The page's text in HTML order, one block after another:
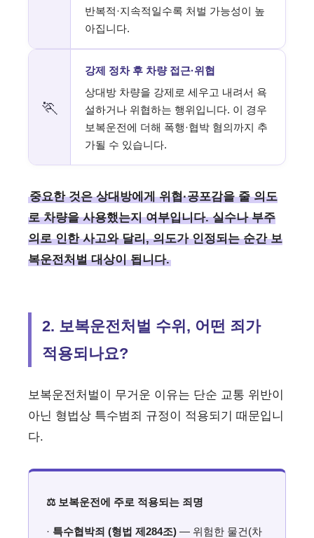
반복적·지속적일수록 처벌 가능성이 높
아집니다.
🏃
강제 정차 후 차량 접근·위협
상대방 차량을 강제로 세우고 내려서 욕
설하거나 위협하는 행위입니다. 이 경우
보복운전에 더해 폭행·협박 혐의까지 추
가될 수 있습니다.
중요한 것은 상대방에게 위협·공포감을 줄 의도
로 차량을 사용했는지 여부입니다. 실수나 부주
의로 인한 사고와 달리, 의도가 인정되는 순간 보
복운전처벌 대상이 됩니다.
2. 보복운전처벌 수위, 어떤 죄가
적용되나요?
보복운전처벌이 무거운 이유는 단순 교통 위반이
아닌 형법상 특수범죄 규정이 적용되기 때문입니
다.
⚖️ 보복운전에 주로 적용되는 죄명
· 특수협박죄 (형법 제284조) — 위험한 물건(차